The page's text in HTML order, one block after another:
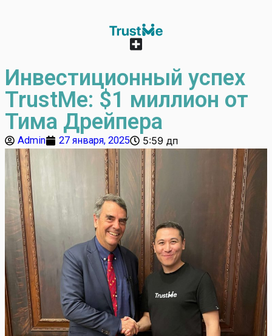
Инвестиционный успех
TrustMe: $1 миллион от
Тима Дрейпера
Admin 27 января, 2025 5:59 дп